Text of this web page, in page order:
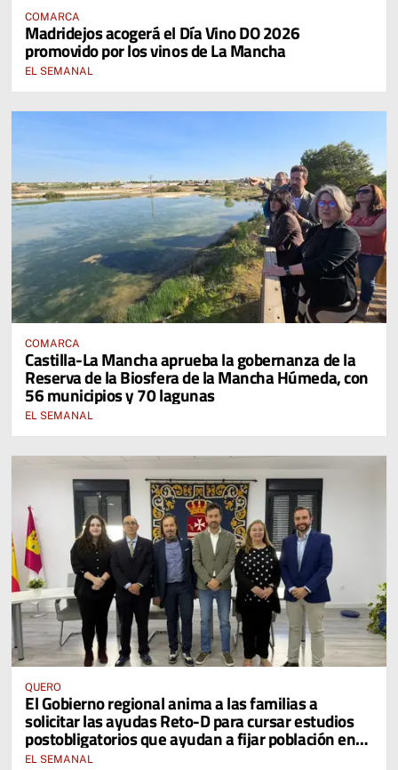
COMARCA
Madridejos acogerá el Día Vino DO 2026
promovido por los vinos de La Mancha
EL SEMANAL
COMARCA
Castilla-La Mancha aprueba la gobernanza de la
Reserva de la Biosfera de la Mancha Húmeda, con
56 municipios y 70 lagunas
EL SEMANAL
QUERO
El Gobierno regional anima a las familias a
solicitar las ayudas Reto-D para cursar estudios
postobligatorios que ayudan a fijar población en
zonas rurales
EL SEMANAL